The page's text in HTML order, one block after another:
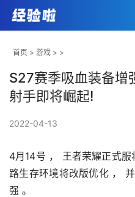
首页 > 游戏 > >
S27赛季吸血装备增
射手即将崛起!
2022-04-13
4月14号 ， 王者荣耀正式
路生存环境将改版优化 ，
强 。